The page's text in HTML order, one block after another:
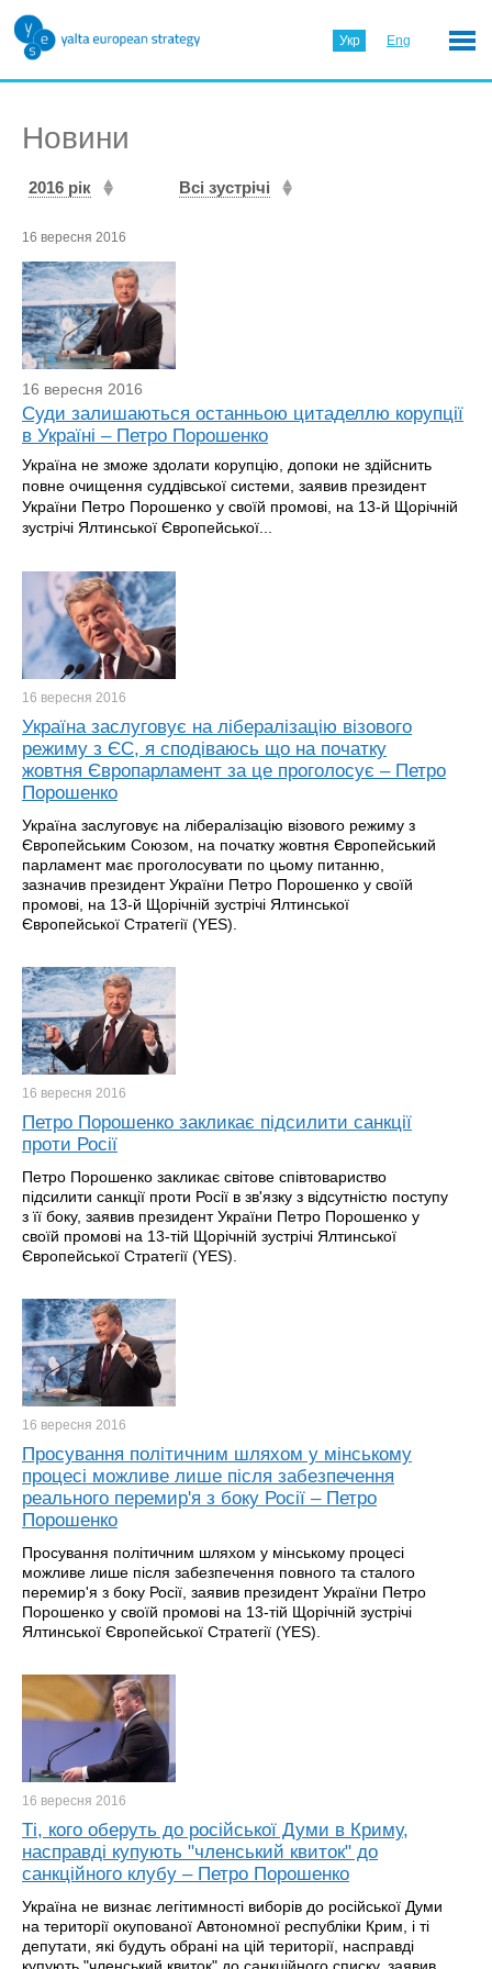
Укр Eng
Новини
2016 рік Всі зустрічі
16 вересня 2016
16 вересня 2016
Суди залишаються останньою цитаделлю корупції
в Україні – Петро Порошенко
Україна не зможе здолати корупцію, допоки не здійснить
повне очищення суддівської системи, заявив президент
України Петро Порошенко у своїй промові, на 13-й Щорічній
зустрічі Ялтинської Європейської...
16 вересня 2016
Україна заслуговує на лібералізацію візового
режиму з ЄС, я сподіваюсь що на початку
жовтня Європарламент за це проголосує – Петро
Порошенко
Україна заслуговує на лібералізацію візового режиму з
Європейським Союзом, на початку жовтня Європейський
парламент має проголосувати по цьому питанню,
зазначив президент України Петро Порошенко у своїй
промові, на 13-й Щорічній зустрічі Ялтинської
Європейської Стратегії (YES).
16 вересня 2016
Петро Порошенко закликає підсилити санкції
проти Росії
Петро Порошенко закликає світове співтовариство
підсилити санкції проти Росії в зв'язку з відсутністю поступу
з її боку, заявив президент України Петро Порошенко у
своїй промові на 13-тій Щорічній зустрічі Ялтинської
Європейської Стратегії (YES).
16 вересня 2016
Просування політичним шляхом у мінському
процесі можливе лише після забезпечення
реального перемир'я з боку Росії – Петро
Порошенко
Просування політичним шляхом у мінському процесі
можливе лише після забезпечення повного та сталого
перемир'я з боку Росії, заявив президент України Петро
Порошенко у своїй промові на 13-тій Щорічній зустрічі
Ялтинської Європейської Стратегії (YES).
16 вересня 2016
Ті, кого оберуть до російської Думи в Криму,
насправді купують "членський квиток" до
санкційного клубу – Петро Порошенко
Україна не визнає легітимності виборів до російської Думи
на території окупованої Автономної республіки Крим, і ті
депутати, які будуть обрані на цій території, насправді